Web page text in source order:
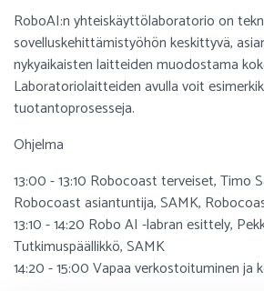
RoboAI:n yhteiskäyttölaboratorio on
sovelluskehittämistyöhön keskittyvä,
nykyaikaisten laitteiden muodostama
Laboratoriolaitteiden avulla voit
tuotantoprosesseja.
Ohjelma
13:00 - 13:10 Robocoast terveiset, Timo
Robocoast asiantuntija, SAMK,
13:10 - 14:20 Robo AI -labran esittely,
Tutkimuspäällikkö, SAMK
14:20 - 15:00 Vapaa verkostoituminen ja